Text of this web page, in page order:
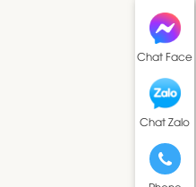
Chat Face
Chat Zalo